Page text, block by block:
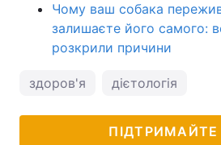
Чому ваш собака
залишаєте його самого:
розкрили причини
здоров'я дієтологія
ПІДТРИМАЙТЕ